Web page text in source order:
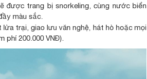
được trang bị snorkeling, cùng nước biển
màu sắc.
trại, giao lưu văn nghệ, hát hò hoặc mọi
phí 200.000 VNĐ).